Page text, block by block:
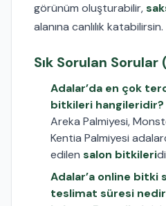
görünüm oluşturabilir,
alanına canlılık katabilirsin.
Sık Sorulan Sorular
Adalar’da en çok
bitkileri hangileridir?
Areka Palmiyesi,
Kentia Palmiyesi
edilen salon bitkileri
Adalar’a online bitki
teslimat süresi